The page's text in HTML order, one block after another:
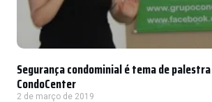
Segurança condominial é tema de
CondoCenter
2 de março de 2019